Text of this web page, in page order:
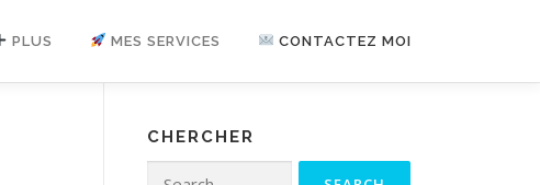
PLUS MES SERVICES CONTACTEZ MOI
CHERCHER
Search for: